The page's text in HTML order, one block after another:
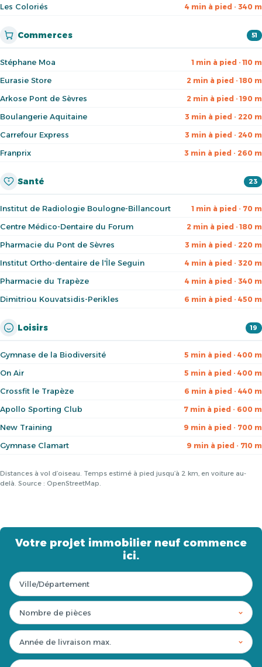
Les Coloriés 4 min à pied · 340 m
Commerces 51
Stéphane Moa 1 min à pied · 110 m
Eurasie Store 2 min à pied · 180 m
Arkose Pont de Sèvres 2 min à pied · 190 m
Boulangerie Aquitaine 3 min à pied · 220 m
Carrefour Express 3 min à pied · 240 m
Franprix 3 min à pied · 260 m
Santé 23
Institut de Radiologie Boulogne-Billancourt 1 min à pied · 70 m
Centre Médico-Dentaire du Forum 2 min à pied · 180 m
Pharmacie du Pont de Sèvres 3 min à pied · 220 m
Institut Ortho-dentaire de l'Île Seguin 4 min à pied · 320 m
Pharmacie du Trapèze 4 min à pied · 340 m
Dimitriou Kouvatsidis-Perikles 6 min à pied · 450 m
Loisirs 19
Gymnase de la Biodiversité 5 min à pied · 400 m
On Air 5 min à pied · 400 m
Crossfit le Trapèze 6 min à pied · 440 m
Apollo Sporting Club 7 min à pied · 600 m
New Training 9 min à pied · 700 m
Gymnase Clamart 9 min à pied · 710 m
Distances à vol d’oiseau. Temps estimé à pied jusqu’à 2 km, en voiture au-
delà. Source : OpenStreetMap.
Votre projet immobilier neuf commence
ici.